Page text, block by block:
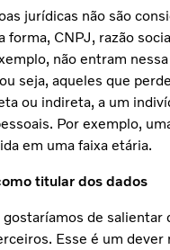
jurídicas não são
forma, CNPJ, razão
não entram
seja, aqueles que
ou indireta, a um
Por exemplo,
em uma faixa etária.
titular dos dados
de salientar
Esse é um